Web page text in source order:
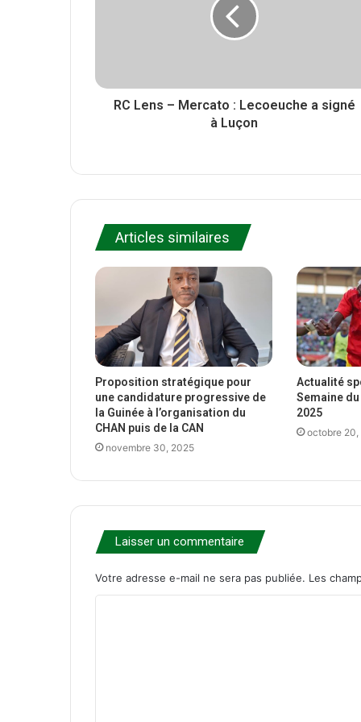
k
RC Lens – Mercato : Lecoeuche a signé
à Luçon
Articles similaires
Proposition stratégique pour
une candidature progressive de
la Guinée à l’organisation du
CHAN puis de la CAN
novembre 30, 2025
Actualité
Semaine
2025
octobre 20,
Laisser un commentaire
Votre adresse e-mail ne sera pas publiée. Les